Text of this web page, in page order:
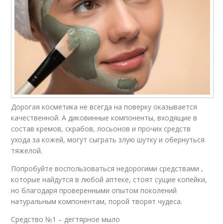
Дорогая косметика не всегда на поверку оказывается
качественной. А диковинные компоненты, входящие в
состав кремов, скрабов, лосьонов и прочих средств
ухода за кожей, могут сыграть злую шутку и обернуться
тяжелой.
Попробуйте воспользоваться недорогими средствами ,
которые найдутся в любой аптеке, стоят сущие копейки,
но благодаря проверенными опытом поколений
натуральным компонентам, порой творят чудеса.
Средство №1 – дегтярное мыло